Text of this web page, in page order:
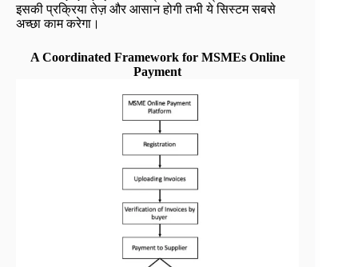
इसकी प्रक्रिया तेज़ और आसान होगी तभी ये सिस्टम सबसे
अच्छा काम करेगा।
A Coordinated Framework for MSMEs Online
Payment